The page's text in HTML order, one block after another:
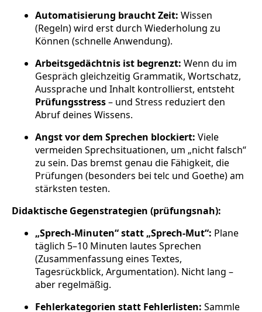
Automatisierung braucht Zeit: Wissen
(Regeln) wird erst durch Wiederholung zu
Können (schnelle Anwendung).
Arbeitsgedächtnis ist begrenzt: Wenn du im
Gespräch gleichzeitig Grammatik, Wortschatz,
Aussprache und Inhalt kontrollierst, entsteht
Prüfungsstress– und Stress reduziert den
Abruf deines Wissens.
Angst vor dem Sprechen blockiert: Viele
vermeiden Sprechsituationen, um „nicht falsch“
zu sein. Das bremst genau die Fähigkeit, die
Prüfungen (besonders bei telc und Goethe) am
stärksten testen.
Didaktische Gegenstrategien (prüfungsnah):
„Sprech-Minuten“ statt „Sprech-Mut“: Plane
täglich 5–10 Minuten lautes Sprechen
(Zusammenfassung eines Textes,
Tagesrückblick, Argumentation). Nicht lang –
aber regelmäßig.
Fehlerkategorien statt Fehlerlisten: Sammle